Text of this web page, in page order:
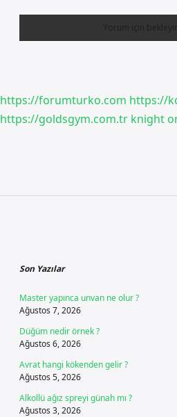
https://forumturko.com https://
https://goldsgym.com.tr knight
Son Yazılar
Master yapınca unvan ne olur ?
Ağustos 7, 2026
Düğüm nedir örnek ?
Ağustos 6, 2026
Avrat hangi kökenden gelir ?
Ağustos 5, 2026
Alkollü ağız spreyi günah mı ?
Ağustos 3, 2026